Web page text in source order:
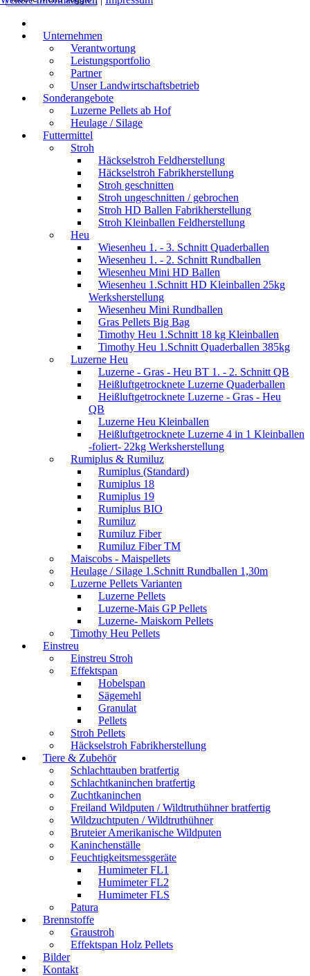
Unternehmen
Verantwortung
Leistungsportfolio
Partner
Unser Landwirtschaftsbetrieb
Sonderangebote
Luzerne Pellets ab Hof
Heulage / Silage
Futtermittel
Stroh
Häckselstroh Feldherstellung
Häckselstroh Fabrikherstellung
Stroh geschnitten
Stroh ungeschnitten / gebrochen
Stroh HD Ballen Fabrikherstellung
Stroh Kleinballen Feldherstellung
Heu
Wiesenheu 1. - 3. Schnitt Quaderballen
Wiesenheu 1. - 2. Schnitt Rundballen
Wiesenheu Mini HD Ballen
Wiesenheu 1.Schnitt HD Kleinballen 25kg
Werksherstellung
Wiesenheu Mini Rundballen
Gras Pellets Big Bag
Timothy Heu 1.Schnitt 18 kg Kleinballen
Timothy Heu 1.Schnitt Quaderballen 385kg
Luzerne Heu
Luzerne - Gras - Heu BT 1. - 2. Schnitt QB
Heißluftgetrocknete Luzerne Quaderballen
Heißluftgetrocknete Luzerne - Gras - Heu
QB
Luzerne Heu Kleinballen
Heißluftgetrocknete Luzerne 4 in 1 Kleinballen
-foliert- 22kg Werksherstellung
Rumiplus & Rumiluz
Rumiplus (Standard)
Rumiplus 18
Rumiplus 19
Rumiplus BIO
Rumiluz
Rumiluz Fiber
Rumiluz Fiber TM
Maiscobs - Maispellets
Heulage / Silage 1.Schnitt Rundballen 1,30m
Luzerne Pellets Varianten
Luzerne Pellets
Luzerne-Mais GP Pellets
Luzerne- Maiskorn Pellets
Timothy Heu Pellets
Einstreu
Einstreu Stroh
Effektspan
Hobelspan
Sägemehl
Granulat
Pellets
Stroh Pellets
Häckselstroh Fabrikherstellung
Tiere & Zubehör
Schlachttauben bratfertig
Schlachtkaninchen bratfertig
Zuchtkaninchen
Freiland Wildputen / Wildtruthühner bratfertig
Wildzuchtputen / Wildtruthühner
Bruteier Amerikanische Wildputen
Kaninchenställe
Feuchtigkeitsmessgeräte
Humimeter FL1
Humimeter FL2
Humimeter FLS
Patura
Brennstoffe
Graustroh
Effektspan Holz Pellets
Bilder
Kontakt